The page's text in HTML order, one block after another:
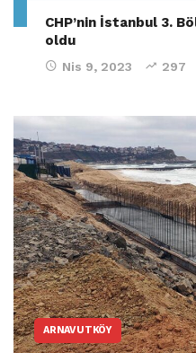
CHP’nin İstanbul 3.
oldu
Nis 9, 2023 297
ARNAVUTKÖY